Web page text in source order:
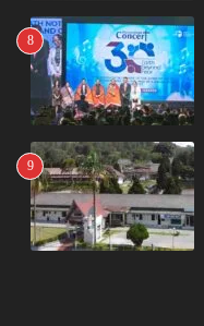
8
9